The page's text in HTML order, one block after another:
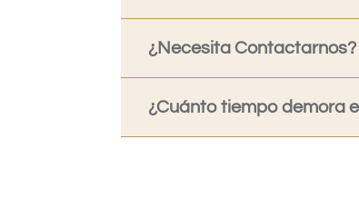
¿Necesita Contactarnos?
¿Cuánto tiempo demora